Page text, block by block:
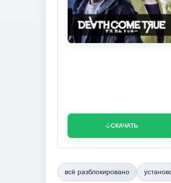
СКАЧАТЬ
всё разблокировано